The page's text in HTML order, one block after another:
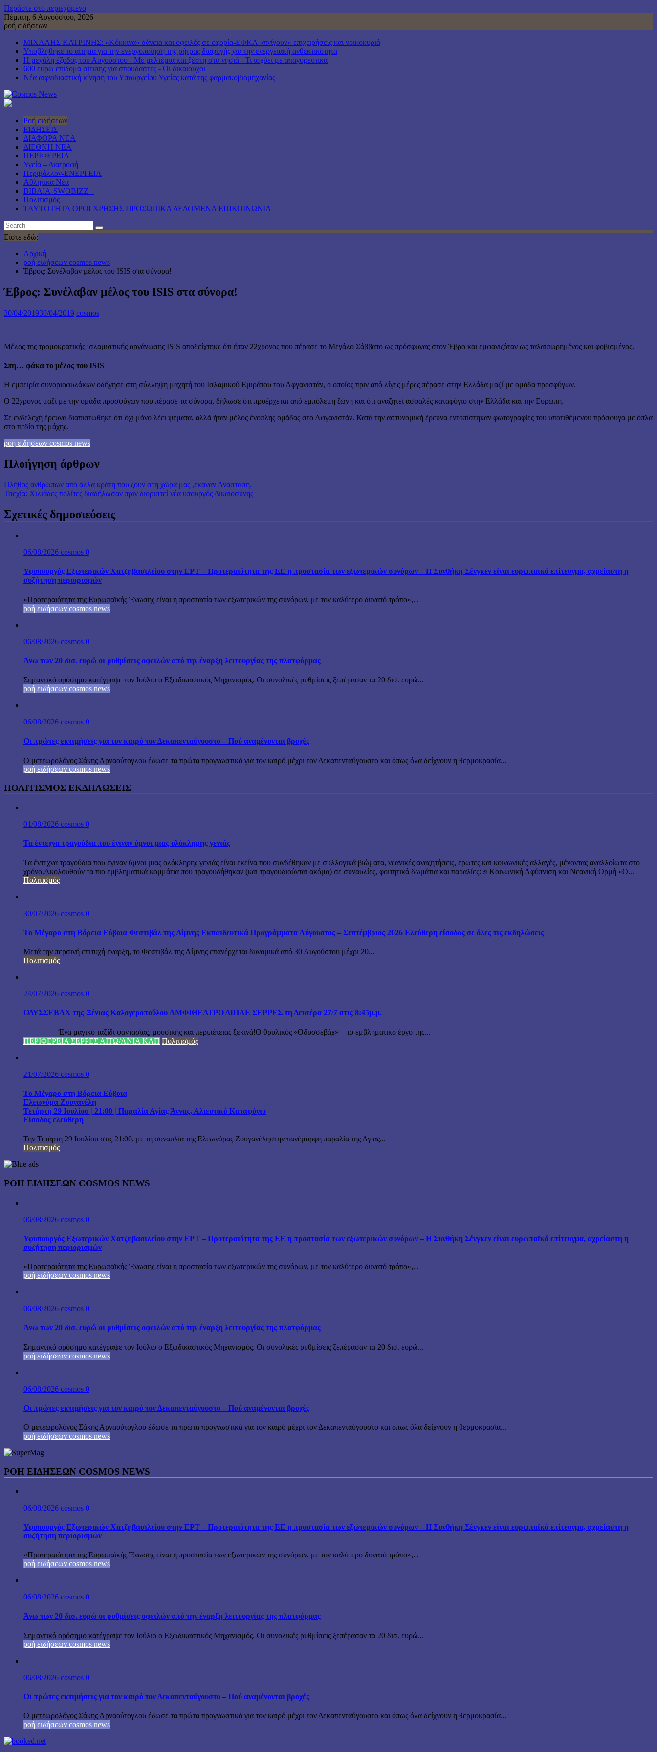
Περάστε στο περιεχόμενο
Πέμπτη, 6 Αυγούστου, 2026
ροή ειδήσεων
ΜΙΧΑΛΗΣ ΚΑΤΡΙΝΗΣ: «Κόκκινα» δάνεια και οφειλές σε εφορία-ΕΦΚΑ «πνίγουν» επιχειρήσεις και νοικοκυριά
Υποβλήθηκε το αίτημα για την ενεργοποίηση της ρήτρας διαφυγής για την ενεργειακή ανθεκτικότητα
Η μεγάλη έξοδος του Αυγούστου - Με μελτέμια και ζέστη στα νησιά - Τι ισχύει με απαγορευτικά
600 ευρώ επίδομα σίτισης για σπουδαστές - Οι δικαιούχοι
Νέα αιφνιδιαστική κίνηση του Υπουργείου Υγείας κατά της φαρμακοβιομηχανίας
Ροή ειδήσεων
ΕΙΔΗΣΕΙΣ
ΔΙΑΦΟΡΑ ΝΕΑ
ΔΙΕΘΝΗ ΝΕΑ
ΠΕΡΙΦΕΡΕΙΑ
Υγεία – Διατροφή
Περιβάλλον-ΕΝΕΡΓΕΙΑ
Αθλητικά Νέα
ΒΙΒΛΙΑ-SWOBIZZ –
Πολιτισμός
TAYTOTHTA ΟΡΟΙ ΧΡΗΣΗΣ ΠΡΟΣΩΠΙΚΑ ΔΕΔΟΜΕΝΑ ΕΠΙΚΟΙΝΩΝΙΑ
Είστε εδώ:
Αρχική
ροή ειδήσεων cosmos news
Έβρος: Συνέλαβαν μέλος του ISIS στα σύνορα!
Έβρος: Συνέλαβαν μέλος του ISIS στα σύνορα!
30/04/201930/04/2019 cosmos
Μέλος της τρομοκρατικής ισλαμιστικής οργάνωσης ISIS αποδείχτηκε ότι ήταν 22χρονος που πέρασε το Μεγάλο Σάββατο ως πρόσφυγας στον Έβρο και εμφανιζόταν ως ταλαιπωρημένος και φοβισμένος.
Στη… φάκα το μέλος του ISIS
Η εμπειρία συνοριοφυλάκων οδήγησε στη σύλληψη μαχητή του Ισλαμικού Εμιράτου του Αφγανιστάν, ο οποίος πριν από λίγες μέρες πέρασε στην Ελλάδα μαζί με ομάδα προσφύγων.
Ο 22χρονος μαζί με την ομάδα προσφύγων που πέρασε τα σύνορα, δήλωσε ότι προέρχεται από εμπόλεμη ζώνη και ότι αναζητεί ασφαλές καταφύγιο στην Ελλάδα και την Ευρώπη.
Σε ενδελεχή έρευνα διαπιστώθηκε ότι όχι μόνο λέει ψέματα, αλλά ήταν μέλος ένοπλης ομάδας στο Αφγανιστάν. Κατά την αστυνομική έρευνα εντοπίστηκαν φωτογραφίες του υποτιθέμενου πρόσφυγα με όπλα
στο πεδίο της μάχης.
ροή ειδήσεων cosmos news
Πλοήγηση άρθρων
Πλήθος ανθρώπων από άλλα κράτη που ζουν στη χώρα μας ,έκαναν Ανάσταση.
Τσεχία: Χιλιάδες πολίτες διαδήλωσαν πριν διοριστεί νέα υπουργός Δικαιοσύνης
Σχετικές δημοσιεύσεις
06/08/2026 cosmos 0
Υφυπουργός Εξωτερικών Χατζηβασιλείου στην ΕΡΤ – Προτεραιότητα της ΕΕ η προστασία των εξωτερικών συνόρων – Η Συνθήκη Σένγκεν είναι ευρωπαϊκό επίτευγμα, αχρείαστη η
συζήτηση περιορισμών
«Προτεραιότητα της Ευρωπαϊκής Ένωσης είναι η προστασία των εξωτερικών της συνόρων, με τον καλύτερο δυνατό τρόπο»,...
ροή ειδήσεων cosmos news
06/08/2026 cosmos 0
Άνω των 20 δισ. ευρώ οι ρυθμίσεις οφειλών από την έναρξη λειτουργίας της πλατφόρμας
Σημαντικό ορόσημο κατέγραψε τον Ιούλιο ο Εξωδικαστικός Μηχανισμός. Οι συνολικές ρυθμίσεις ξεπέρασαν τα 20 δισ. ευρώ...
ροή ειδήσεων cosmos news
06/08/2026 cosmos 0
Οι πρώτες εκτιμήσεις για τον καιρό τον Δεκαπενταύγουστο – Πού αναμένονται βροχές
Ο μετεωρολόγος Σάκης Αρναούτογλου έδωσε τα πρώτα προγνωστικά για τον καιρό μέχρι τον Δεκαπενταύγουστο και όπως όλα δείχνουν η θερμοκρασία...
ροή ειδήσεων cosmos news
ΠΟΛΙΤΙΣΜΟΣ ΕΚΔΗΛΩΣΕΙΣ
01/08/2026 cosmos 0
Τα έντεχνα τραγούδια που έγιναν ύμνοι μιας ολόκληρης γενιάς
Τα έντεχνα τραγούδια που έγιναν ύμνοι μιας ολόκληρης γενιάς είναι εκείνα που συνδέθηκαν με συλλογικά βιώματα, νεανικές αναζητήσεις, έρωτες και κοινωνικές αλλαγές, μένοντας αναλλοίωτα στο
χρόνο.Ακολουθούν τα πιο εμβληματικά κομμάτια που τραγουδήθηκαν (και τραγουδιούνται ακόμα) σε συναυλίες, φοιτητικά δωμάτια και παραλίες: ✊ Κοινωνική Αφύπνιση και Νεανική Ορμή «Ο...
Πολιτισμός
30/07/2026 cosmos 0
Το Μέγαρο στη Βόρεια Εύβοια Φεστιβάλ της Λίμνης Εκπαιδευτικά Προγράμματα Αύγουστος – Σεπτέμβριος 2026 Ελεύθερη είσοδος σε όλες τις εκδηλώσεις
Μετά την περσινή επιτυχή έναρξη, το Φεστιβάλ της Λίμνης επανέρχεται δυναμικά από 30 Αυγούστου μέχρι 20...
Πολιτισμός
24/07/2026 cosmos 0
ΟΔΥΣΣΕΒΑΧ της Ξένιας Καλογεροπούλου ΑΜΦΙΘΕΑΤΡΟ ΔΙΠΑΕ ΣΕΡΡΕΣ τη Δευτέρα 27/7 στις 8:45μ.μ.
Ένα μαγικό ταξίδι φαντασίας, μουσικής και περιπέτειας ξεκινά!Ο θρυλικός «Οδυσσεβάχ» – το εμβληματικό έργο της...
ΠΕΡΙΦΕΡΕΙΑ ΣΕΡΡΕΣ ΑΙΤΩ/ΛΝΙΑ ΚΛΠ Πολιτισμός
21/07/2026 cosmos 0
Το Μέγαρο στη Βόρεια Εύβοια
Ελεωνόρα Ζουγανέλη
Τετάρτη 29 Ιουλίου | 21:00 | Παραλία Αγίας Άννας, Αλιευτικό Καταφύγιο
Είσοδος ελεύθερη
Την Τετάρτη 29 Ιουλίου στις 21:00, με τη συναυλία της Ελεωνόρας Ζουγανέληστην πανέμορφη παραλία της Αγίας...
Πολιτισμός
ΡΟΗ ΕΙΔΗΣΕΩΝ COSMOS NEWS
06/08/2026 cosmos 0
Υφυπουργός Εξωτερικών Χατζηβασιλείου στην ΕΡΤ – Προτεραιότητα της ΕΕ η προστασία των εξωτερικών συνόρων – Η Συνθήκη Σένγκεν είναι ευρωπαϊκό επίτευγμα, αχρείαστη η
συζήτηση περιορισμών
«Προτεραιότητα της Ευρωπαϊκής Ένωσης είναι η προστασία των εξωτερικών της συνόρων, με τον καλύτερο δυνατό τρόπο»,...
ροή ειδήσεων cosmos news
06/08/2026 cosmos 0
Άνω των 20 δισ. ευρώ οι ρυθμίσεις οφειλών από την έναρξη λειτουργίας της πλατφόρμας
Σημαντικό ορόσημο κατέγραψε τον Ιούλιο ο Εξωδικαστικός Μηχανισμός. Οι συνολικές ρυθμίσεις ξεπέρασαν τα 20 δισ. ευρώ...
ροή ειδήσεων cosmos news
06/08/2026 cosmos 0
Οι πρώτες εκτιμήσεις για τον καιρό τον Δεκαπενταύγουστο – Πού αναμένονται βροχές
Ο μετεωρολόγος Σάκης Αρναούτογλου έδωσε τα πρώτα προγνωστικά για τον καιρό μέχρι τον Δεκαπενταύγουστο και όπως όλα δείχνουν η θερμοκρασία...
ροή ειδήσεων cosmos news
ΡΟΉ ΕΙΔΉΣΕΩΝ COSMOS NEWS
06/08/2026 cosmos 0
Υφυπουργός Εξωτερικών Χατζηβασιλείου στην ΕΡΤ – Προτεραιότητα της ΕΕ η προστασία των εξωτερικών συνόρων – Η Συνθήκη Σένγκεν είναι ευρωπαϊκό επίτευγμα, αχρείαστη η
συζήτηση περιορισμών
«Προτεραιότητα της Ευρωπαϊκής Ένωσης είναι η προστασία των εξωτερικών της συνόρων, με τον καλύτερο δυνατό τρόπο»,...
ροή ειδήσεων cosmos news
06/08/2026 cosmos 0
Άνω των 20 δισ. ευρώ οι ρυθμίσεις οφειλών από την έναρξη λειτουργίας της πλατφόρμας
Σημαντικό ορόσημο κατέγραψε τον Ιούλιο ο Εξωδικαστικός Μηχανισμός. Οι συνολικές ρυθμίσεις ξεπέρασαν τα 20 δισ. ευρώ...
ροή ειδήσεων cosmos news
06/08/2026 cosmos 0
Οι πρώτες εκτιμήσεις για τον καιρό τον Δεκαπενταύγουστο – Πού αναμένονται βροχές
Ο μετεωρολόγος Σάκης Αρναούτογλου έδωσε τα πρώτα προγνωστικά για τον καιρό μέχρι τον Δεκαπενταύγουστο και όπως όλα δείχνουν η θερμοκρασία...
ροή ειδήσεων cosmos news